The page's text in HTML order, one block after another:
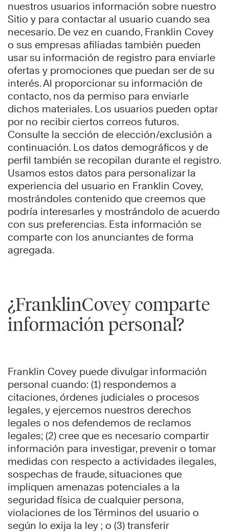
nuestros usuarios información sobre nuestro
Sitio y para contactar al usuario cuando sea
necesario. De vez en cuando, Franklin Covey
o sus empresas afiliadas también pueden
usar su información de registro para enviarle
ofertas y promociones que puedan ser de su
interés. Al proporcionar su información de
contacto, nos da permiso para enviarle
dichos materiales. Los usuarios pueden optar
por no recibir ciertos correos futuros.
Consulte la sección de elección/exclusión a
continuación. Los datos demográficos y de
perfil también se recopilan durante el registro.
Usamos estos datos para personalizar la
experiencia del usuario en Franklin Covey,
mostrándoles contenido que creemos que
podría interesarles y mostrándolo de acuerdo
con sus preferencias. Esta información se
comparte con los anunciantes de forma
agregada.
¿FranklinCovey comparte
información personal?
Franklin Covey puede divulgar información
personal cuando: (1) respondemos a
citaciones, órdenes judiciales o procesos
legales, y ejercemos nuestros derechos
legales o nos defendemos de reclamos
legales; (2) cree que es necesario compartir
información para investigar, prevenir o tomar
medidas con respecto a actividades ilegales,
sospechas de fraude, situaciones que
impliquen amenazas potenciales a la
seguridad física de cualquier persona,
violaciones de los Términos del usuario o
según lo exija la ley ; o (3) transferir